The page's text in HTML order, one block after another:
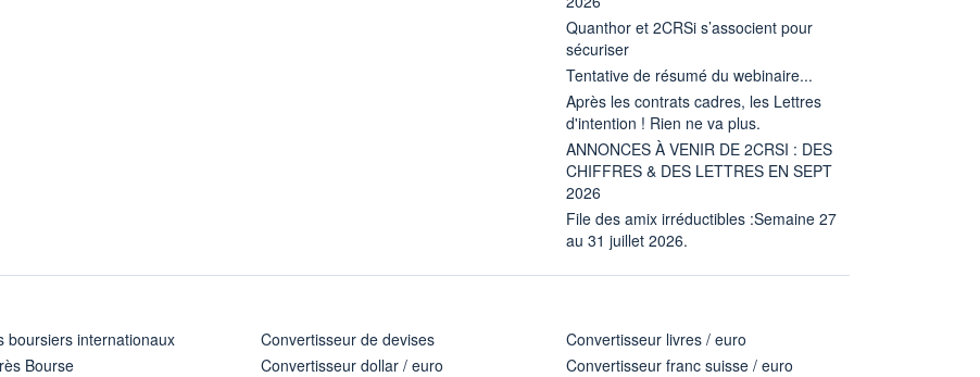
Quanthor et 2CRSi s’associent pour
sécuriser
Tentative de résumé du webinaire...
Après les contrats cadres, les Lettres
d'intention ! Rien ne va plus.
ANNONCES À VENIR DE 2CRSI : DES
CHIFFRES & DES LETTRES EN SEPT
2026
File des amix irréductibles :Semaine 27
au 31 juillet 2026.
boursiers internationaux
Bourse
Convertisseur de devises
Convertisseur dollar / euro
Convertisseur livres / euro
Convertisseur franc suisse / euro